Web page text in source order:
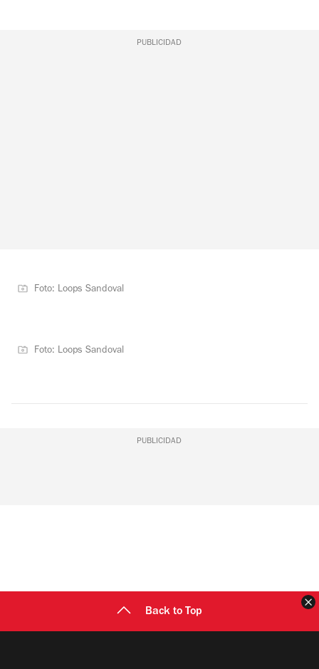
PUBLICIDAD
Foto: Loops Sandoval
Foto: Loops Sandoval
PUBLICIDAD
Back to Top